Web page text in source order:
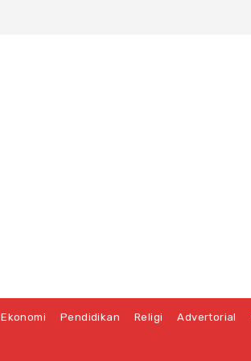
Ekonomi Pendidikan Religi Advertorial